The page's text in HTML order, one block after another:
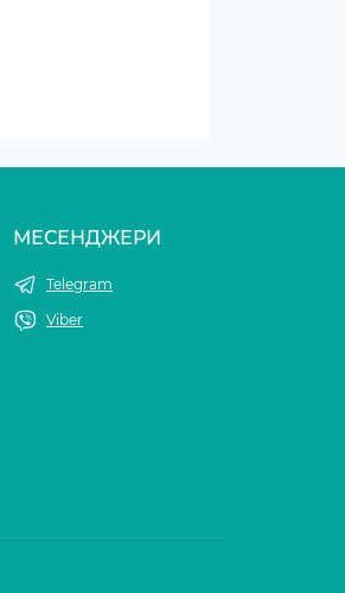
МЕСЕНДЖЕРИ
Telegram
Viber